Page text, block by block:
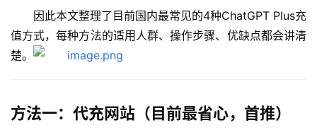
因此本文整理了目前国内最常见的4种ChatGPT Plus充
值方式，每种方法的适用人群、操作步骤、优缺点都会讲清
楚。
方法一：代充网站（目前最省心，首推）